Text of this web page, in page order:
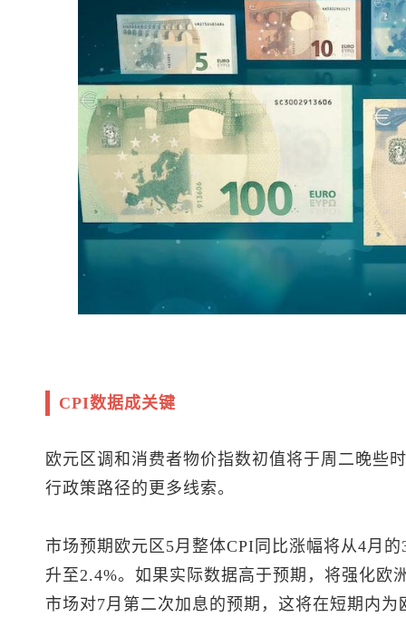
CPI数据成关键
欧元区调和消费者物价指数初值将于周二晚些
行政策路径的更多线索。
市场预期欧元区5月整体CPI同比涨幅将从4月
升至2.4%。如果实际数据高于预期，将强化欧
市场对7月第二次加息的预期，这将在短期内